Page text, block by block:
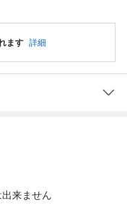
ます 詳細
来ません